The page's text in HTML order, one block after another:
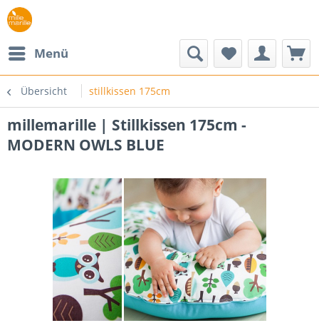
Menü
Übersicht stillkissen 175cm
millemarille | Stillkissen 175cm -
MODERN OWLS BLUE